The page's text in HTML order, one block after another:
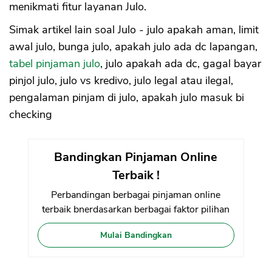
menikmati fitur layanan Julo.
Simak artikel lain soal Julo - julo apakah aman, limit
awal julo, bunga julo, apakah julo ada dc lapangan,
tabel pinjaman julo, julo apakah ada dc, gagal bayar
pinjol julo, julo vs kredivo, julo legal atau ilegal,
pengalaman pinjam di julo, apakah julo masuk bi
checking
Bandingkan Pinjaman Online
Terbaik !
Perbandingan berbagai pinjaman online
terbaik bnerdasarkan berbagai faktor pilihan
Mulai Bandingkan